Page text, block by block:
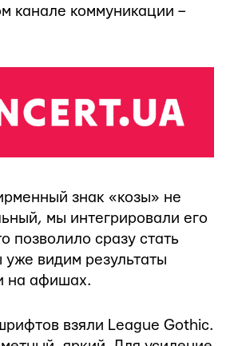
канале коммуникации –
знак «козы» не
мы интегрировали его
позволило сразу стать
видим результаты
на афишах.
взяли League Gothic.